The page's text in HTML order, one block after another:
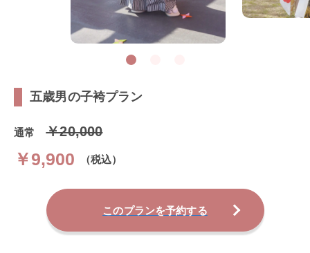
五歳男の子袴プラン
通常 ￥20,000
￥9,900 （税込）
このプランを予約する